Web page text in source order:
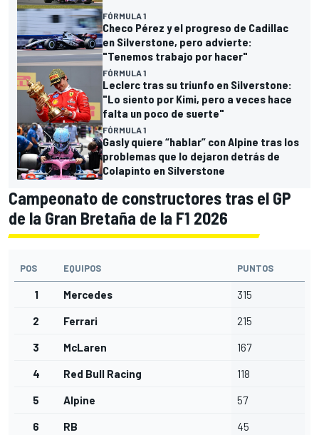
FÓRMULA 1
Checo Pérez y el progreso de Cadillac
en Silverstone, pero advierte:
"Tenemos trabajo por hacer"
FÓRMULA 1
Leclerc tras su triunfo en Silverstone:
"Lo siento por Kimi, pero a veces hace
falta un poco de suerte"
FÓRMULA 1
Gasly quiere “hablar” con Alpine tras los
problemas que lo dejaron detrás de
Colapinto en Silverstone
Campeonato de constructores tras el GP
de la Gran Bretaña de la F1 2026
POS EQUIPOS PUNTOS
1 Mercedes 315
2 Ferrari 215
3 McLaren 167
4 Red Bull Racing 118
5 Alpine 57
6 RB 45